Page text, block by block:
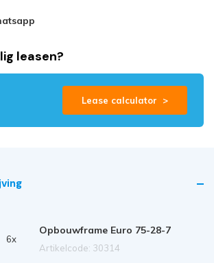
leasen?
Lease calculator >
6x
Opbouwframe Euro 75-28-7
Artikelcode: 30314